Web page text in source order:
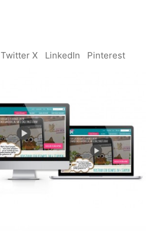
Twitter X LinkedIn Pinterest